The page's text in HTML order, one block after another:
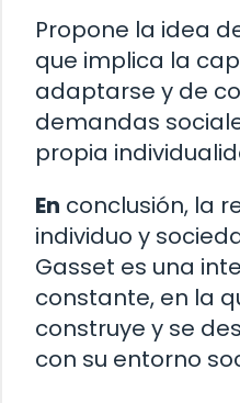
Propone la idea
que implica la
adaptarse y de
demandas
propia
En conclusión, la
individuo y
Gasset es una
constante, en la
construye y se
con su entorno